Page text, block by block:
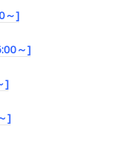
～]
～]
]
]